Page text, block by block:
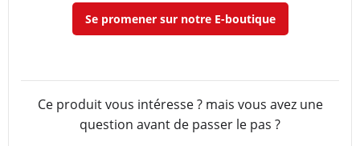
Se promener sur notre E-boutique
Ce produit vous intéresse ? mais vous avez une
question avant de passer le pas ?